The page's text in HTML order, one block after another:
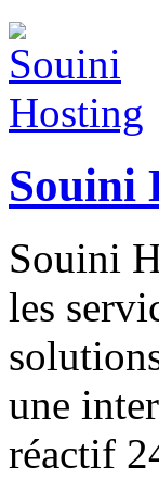
Souini
Souini
les
une
réactif